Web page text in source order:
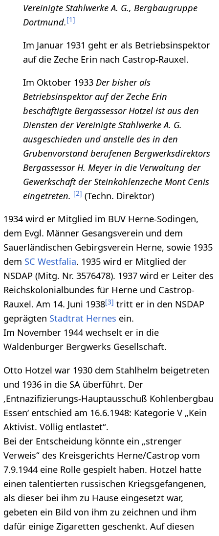
Vereinigte Stahlwerke A. G., Bergbaugruppe
Dortmund.[1]
Im Januar 1931 geht er als Betriebsinspektor
auf die Zeche Erin nach Castrop-Rauxel.
Im Oktober 1933 Der bisher als
Betriebsinspektor auf der Zeche Erin
beschäftigte Bergassessor Hotzel ist aus den
Diensten der Vereinigte Stahlwerke A. G.
ausgeschieden und anstelle des in den
Grubenvorstand berufenen Bergwerksdirektors
Bergassessor H. Meyer in die Verwaltung der
Gewerkschaft der Steinkohlenzeche Mont Cenis
eingetreten. [2] (Techn. Direktor)
1934 wird er Mitglied im BUV Herne-Sodingen,
dem Evgl. Männer Gesangsverein und dem
Sauerländischen Gebirgsverein Herne, sowie 1935
dem SC Westfalia. 1935 wird er Mitglied der
NSDAP (Mitg. Nr. 3576478). 1937 wird er Leiter des
Reichskolonialbundes für Herne und Castrop-
Rauxel. Am 14. Juni 1938[3] tritt er in den NSDAP
geprägten Stadtrat Hernes ein.
Im November 1944 wechselt er in die
Waldenburger Bergwerks Gesellschaft.
Otto Hotzel war 1930 dem Stahlhelm beigetreten
und 1936 in die SA überführt. Der
‚Entnazifizierungs-Hauptausschuß Kohlenbergbau
Essen‘ entschied am 16.6.1948: Kategorie V „Kein
Aktivist. Völlig entlastet“.
Bei der Entscheidung könnte ein „strenger
Verweis“ des Kreisgerichts Herne/Castrop vom
7.9.1944 eine Rolle gespielt haben. Hotzel hatte
einen talentierten russischen Kriegsgefangenen,
als dieser bei ihm zu Hause eingesetzt war,
gebeten ein Bild von ihm zu zeichnen und ihm
dafür einige Zigaretten geschenkt. Auf diesen